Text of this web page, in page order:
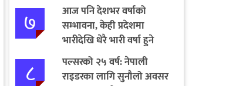
७
आज पनि देशभर वर्षाको
सम्भावना, केही प्रदेशमा
भारीदेखि धेरै भारी वर्षा हुने
चेतावनी
८
पल्सरको २५ वर्ष: नेपाली
राइडरका लागि सुनौलो अवसर